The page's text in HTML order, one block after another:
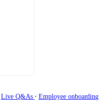
Live Q&As ∙ Employee onboarding